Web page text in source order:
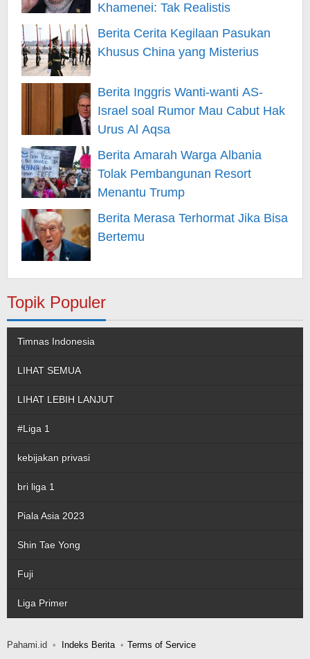
Khamenei: Tak Realistis
Berita Cerita Kegilaan Pasukan
Khusus China yang Misterius
Berita Inggris Wanti-wanti AS-
Israel soal Rumor Mau Cabut Hak
Urus Al Aqsa
Berita Amarah Warga Albania
Tolak Pembangunan Resort
Menantu Trump
Berita Merasa Terhormat Jika Bisa
Bertemu
Topik Populer
Timnas Indonesia
LIHAT SEMUA
LIHAT LEBIH LANJUT
#Liga 1
kebijakan privasi
bri liga 1
Piala Asia 2023
Shin Tae Yong
Fuji
Liga Primer
Pahami.id Indeks Berita Terms of Service